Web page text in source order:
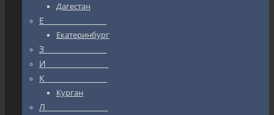
Дагестан
Е_________________
Екатеринбург
З_________________
И_________________
К_________________
Курган
Л_________________